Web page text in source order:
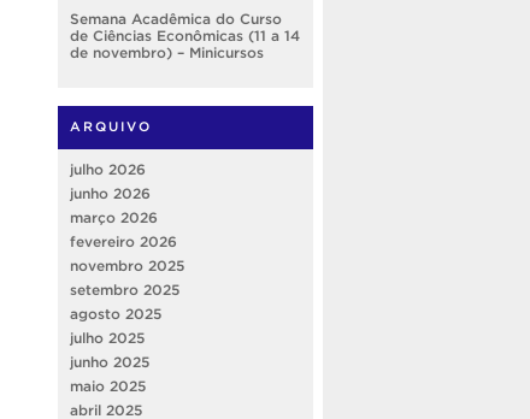
Semana Acadêmica do Curso
de Ciências Econômicas (11 a 14
de novembro) – Minicursos
ARQUIVO
julho 2026
junho 2026
março 2026
fevereiro 2026
novembro 2025
setembro 2025
agosto 2025
julho 2025
junho 2025
maio 2025
abril 2025